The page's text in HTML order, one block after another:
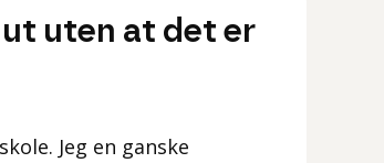
ut uten at det er
Jeg en ganske